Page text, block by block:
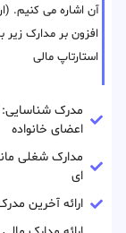
آن اشاره می کنیم.
افزون بر مدارک
استارتاپ مالی
مدرک شناسایی:
اعضای خانواده
مدارک شغلی
ای
ارائه آخرین